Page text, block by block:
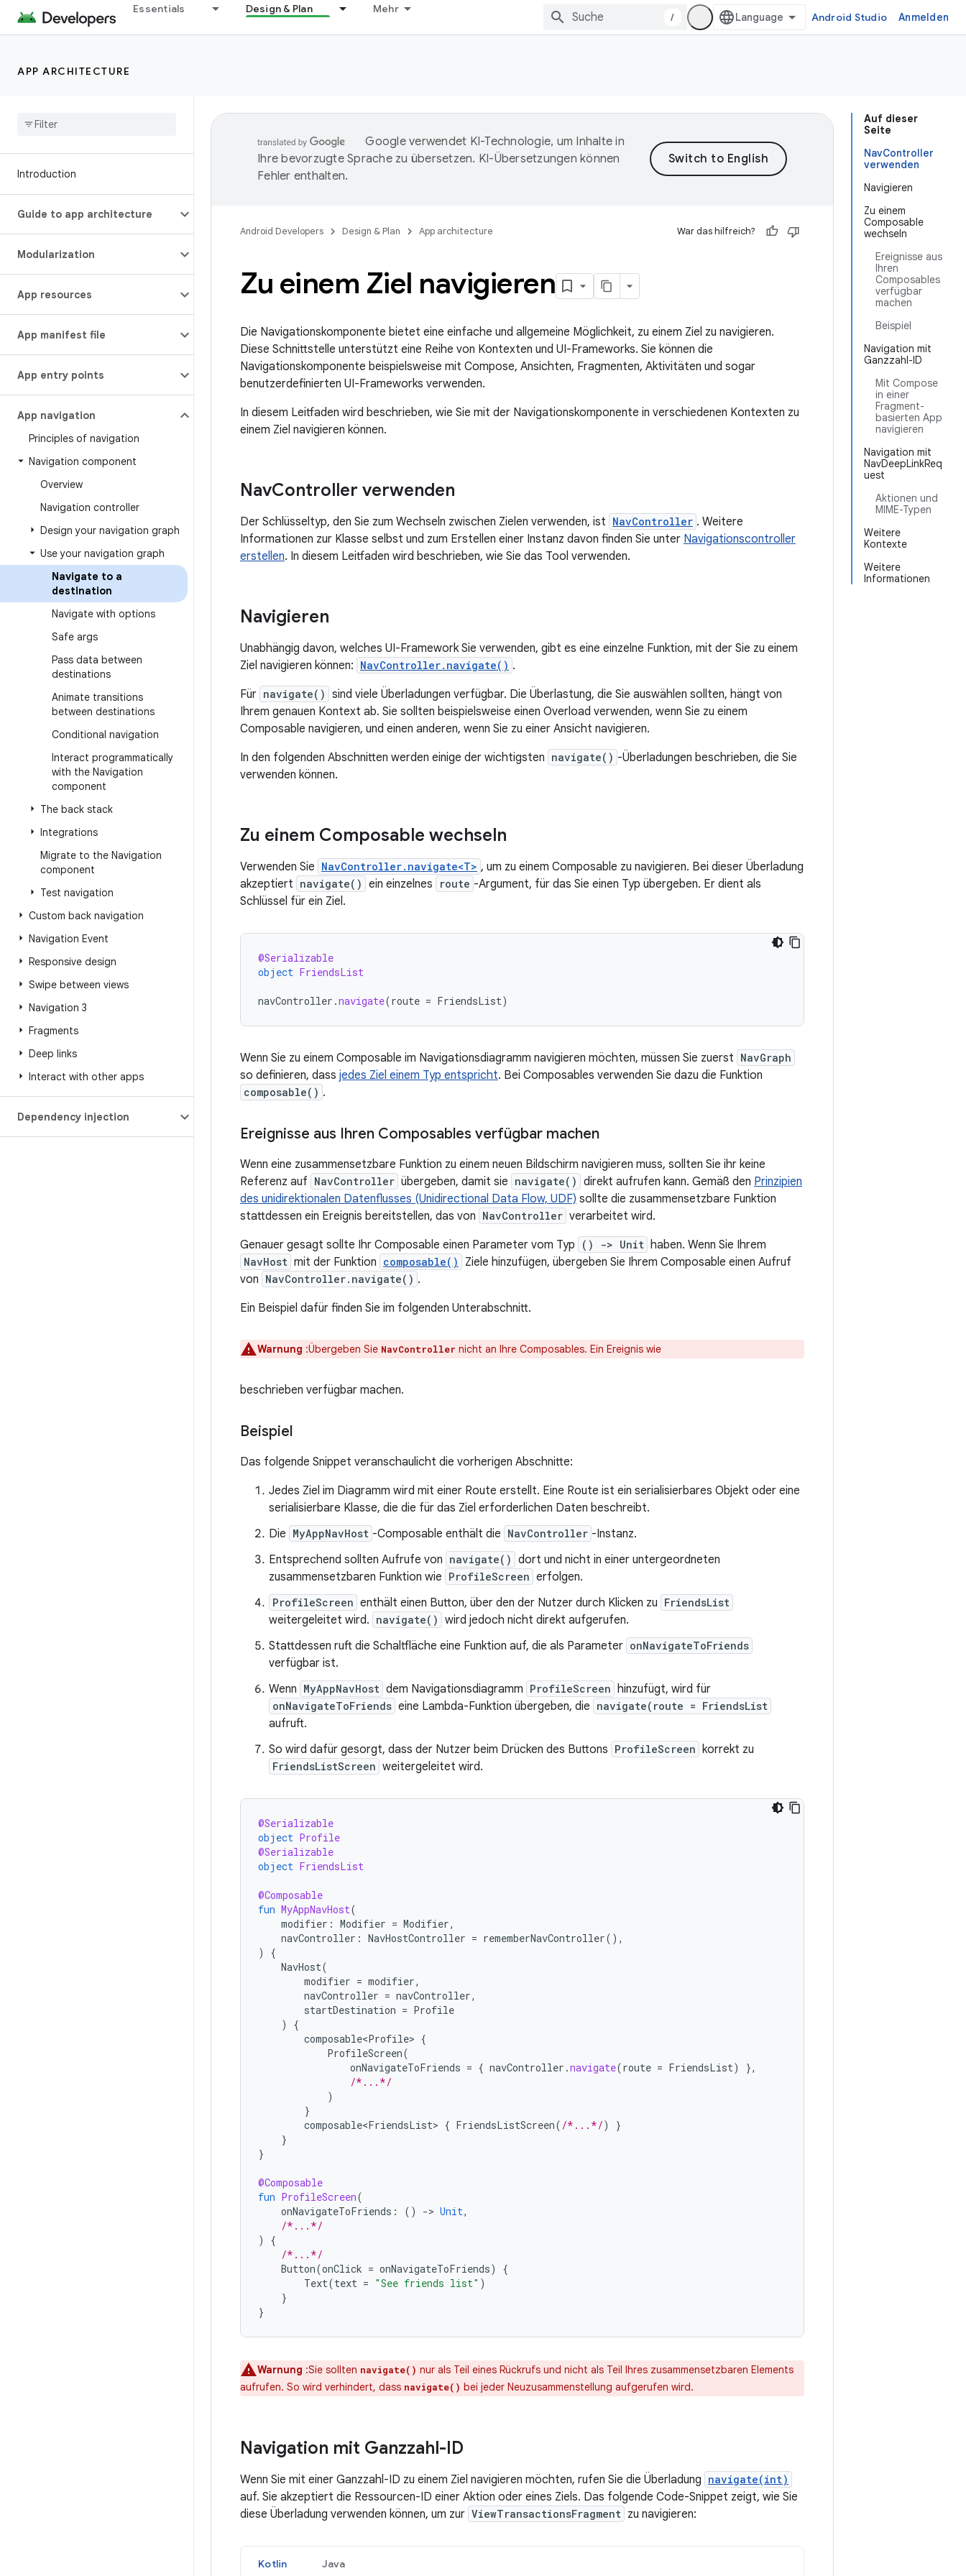
Essentials Design & Plan Mehr
/ Android Studio Anmelden
APP ARCHITECTURE
Introduction
Guide to app architecture
Modularization
App resources
App manifest file
App entry points
App navigation
Principles of navigation
Navigation component
Overview
Navigation controller
Design your navigation graph
Use your navigation graph
Navigate to a
destination
Navigate with options
Safe args
Pass data between
destinations
Animate transitions
between destinations
Conditional navigation
Interact programmatically
with the Navigation
component
The back stack
Integrations
Migrate to the Navigation
component
Test navigation
Custom back navigation
Navigation Event
Responsive design
Swipe between views
Navigation 3
Fragments
Deep links
Interact with other apps
Dependency injection
Auf dieser
Seite
NavController
verwenden
Navigieren
Zu einem
Composable
wechseln
Ereignisse aus
Ihren
Composables
verfügbar
machen
Beispiel
Navigation mit
Ganzzahl-ID
Mit Compose
in einer
Fragment-
basierten App
navigieren
Navigation mit
NavDeepLinkReq
uest
Aktionen und
MIME-Typen
Weitere
Kontexte
Weitere
Informationen
Google verwendet KI-Technologie, um Inhalte in
Ihre bevorzugte Sprache zu übersetzen. KI-Übersetzungen können
Fehler enthalten.
Android Developers Design & Plan App architecture War das hilfreich?
Zu einem Ziel navigieren
Die Navigationskomponente bietet eine einfache und allgemeine Möglichkeit, zu einem Ziel zu navigieren.
Diese Schnittstelle unterstützt eine Reihe von Kontexten und UI-Frameworks. Sie können die
Navigationskomponente beispielsweise mit Compose, Ansichten, Fragmenten, Aktivitäten und sogar
benutzerdefinierten UI-Frameworks verwenden.
In diesem Leitfaden wird beschrieben, wie Sie mit der Navigationskomponente in verschiedenen Kontexten zu
einem Ziel navigieren können.
NavController verwenden
Der Schlüsseltyp, den Sie zum Wechseln zwischen Zielen verwenden, ist NavController . Weitere
Informationen zur Klasse selbst und zum Erstellen einer Instanz davon finden Sie unter Navigationscontroller
erstellen. In diesem Leitfaden wird beschrieben, wie Sie das Tool verwenden.
Navigieren
Unabhängig davon, welches UI-Framework Sie verwenden, gibt es eine einzelne Funktion, mit der Sie zu einem
Ziel navigieren können: NavController.navigate() .
Für navigate() sind viele Überladungen verfügbar. Die Überlastung, die Sie auswählen sollten, hängt von
Ihrem genauen Kontext ab. Sie sollten beispielsweise einen Overload verwenden, wenn Sie zu einem
Composable navigieren, und einen anderen, wenn Sie zu einer Ansicht navigieren.
In den folgenden Abschnitten werden einige der wichtigsten navigate() -Überladungen beschrieben, die Sie
verwenden können.
Zu einem Composable wechseln
Verwenden Sie NavController.navigate<T> , um zu einem Composable zu navigieren. Bei dieser Überladung
akzeptiert navigate() ein einzelnes route -Argument, für das Sie einen Typ übergeben. Er dient als
Schlüssel für ein Ziel.
@Serializable
object FriendsList
navController .navigate(route = FriendsList)
Wenn Sie zu einem Composable im Navigationsdiagramm navigieren möchten, müssen Sie zuerst NavGraph
so definieren, dass jedes Ziel einem Typ entspricht. Bei Composables verwenden Sie dazu die Funktion
composable() .
Ereignisse aus Ihren Composables verfügbar machen
Wenn eine zusammensetzbare Funktion zu einem neuen Bildschirm navigieren muss, sollten Sie ihr keine
Referenz auf NavController übergeben, damit sie navigate() direkt aufrufen kann. Gemäß den Prinzipien
des unidirektionalen Datenflusses (Unidirectional Data Flow, UDF) sollte die zusammensetzbare Funktion
stattdessen ein Ereignis bereitstellen, das von NavController verarbeitet wird.
Genauer gesagt sollte Ihr Composable einen Parameter vom Typ
() -> Unit haben. Wenn Sie Ihrem
NavHost mit der Funktion composable()
Ziele hinzufügen, übergeben Sie Ihrem Composable einen Aufruf
von NavController.navigate() .
Ein Beispiel dafür finden Sie im folgenden Unterabschnitt.
Warnung :Übergeben Sie NavController nicht an Ihre Composables. Ein Ereignis wie
beschrieben verfügbar machen.
Beispiel
Das folgende Snippet veranschaulicht die vorherigen Abschnitte:
Jedes Ziel im Diagramm wird mit einer Route erstellt. Eine Route ist ein serialisierbares Objekt oder eine
serialisierbare Klasse, die die für das Ziel erforderlichen Daten beschreibt.
Die MyAppNavHost -Composable enthält die NavController -Instanz.
Entsprechend sollten Aufrufe von navigate() dort und nicht in einer untergeordneten
zusammensetzbaren Funktion wie ProfileScreen erfolgen.
ProfileScreen enthält einen Button, über den der Nutzer durch Klicken zu FriendsList
weitergeleitet wird. navigate() wird jedoch nicht direkt aufgerufen.
Stattdessen ruft die Schaltfläche eine Funktion auf, die als Parameter onNavigateToFriends
verfügbar ist.
Wenn MyAppNavHost dem Navigationsdiagramm ProfileScreen hinzufügt, wird für
onNavigateToFriends eine Lambda-Funktion übergeben, die navigate(route = FriendsList
aufruft.
So wird dafür gesorgt, dass der Nutzer beim Drücken des Buttons ProfileScreen korrekt zu
FriendsListScreen weitergeleitet wird.
@Serializable
object Profile
@Serializable
object FriendsList
@Composable
fun MyAppNavHost(
modifier : Modifier = Modifier,
navController : NavHostController = rememberNavController(),
)
{
NavHost(
modifier = modifier,
navController = navController,
startDestination = Profile
)
{
composable<Profile> {
ProfileScreen(
onNavigateToFriends = { navController .navigate(route = FriendsList)
},
/*...*/
)
}
composable<FriendsList> { FriendsListScreen( /*...*/)
}
}
}
@Composable
fun ProfileScreen(
onNavigateToFriends : () -> Unit,
/*...*/
)
{
/*...*/
Button(onClick = onNavigateToFriends)
{
Text(text = "See friends list" )
}
}
Warnung :Sie sollten navigate() nur als Teil eines Rückrufs und nicht als Teil Ihres zusammensetzbaren Elements
aufrufen. So wird verhindert, dass navigate() bei jeder Neuzusammenstellung aufgerufen wird.
Navigation mit Ganzzahl-ID
Wenn Sie mit einer Ganzzahl-ID zu einem Ziel navigieren möchten, rufen Sie die Überladung navigate(int)
auf. Sie akzeptiert die Ressourcen-ID einer Aktion oder eines Ziels. Das folgende Code-Snippet zeigt, wie Sie
diese Überladung verwenden können, um zur ViewTransactionsFragment zu navigieren:
Kotlin Java